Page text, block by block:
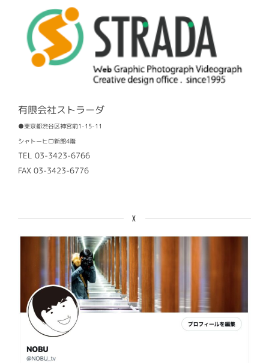
有限会社ストラーダ
●東京都渋谷区神宮前1-15-11
シャトーヒロ新館4階
TEL 03-3423-6766
FAX 03-3423-6776
X